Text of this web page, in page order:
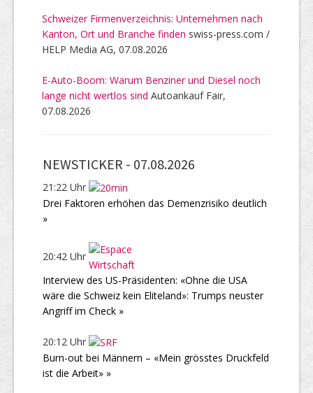
Schweizer Firmenverzeichnis: Unternehmen nach
Kanton, Ort und Branche finden swiss-press.com /
HELP Media AG, 07.08.2026
E-Auto-Boom: Warum Benziner und Diesel noch
lange nicht wertlos sind Autoankauf Fair,
07.08.2026
NEWSTICKER - 07.08.2026
21:22 Uhr
Drei Faktoren erhöhen das Demenzrisiko deutlich
»
20:42 Uhr
Interview des US-Präsidenten: «Ohne die USA
wäre die Schweiz kein Eliteland»: Trumps neuster
Angriff im Check »
20:12 Uhr
Burn-out bei Männern – «Mein grösstes Druckfeld
ist die Arbeit» »